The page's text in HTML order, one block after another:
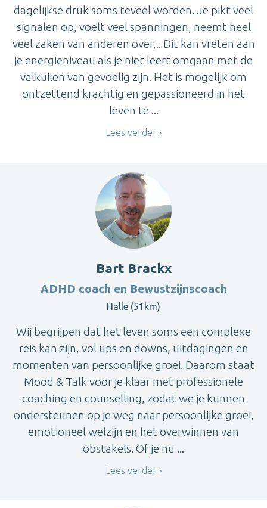
dagelijkse druk soms teveel worden. Je pikt veel
signalen op, voelt veel spanningen, neemt heel
veel zaken van anderen over,.. Dit kan vreten aan
je energieniveau als je niet leert omgaan met de
valkuilen van gevoelig zijn. Het is mogelijk om
ontzettend krachtig en gepassioneerd in het
leven te ...
Lees verder
Bart Brackx
ADHD coach en Bewustzijnscoach
Halle (51km)
Wij begrijpen dat het leven soms een complexe
reis kan zijn, vol ups en downs, uitdagingen en
momenten van persoonlijke groei. Daarom staat
Mood & Talk voor je klaar met professionele
coaching en counselling, zodat we je kunnen
ondersteunen op je weg naar persoonlijke groei,
emotioneel welzijn en het overwinnen van
obstakels. Of je nu ...
Lees verder